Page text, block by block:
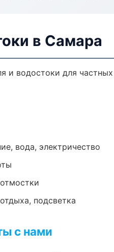
в Самара
и водостоки для
вода, электричество
подсветка
с нами